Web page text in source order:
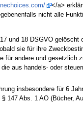
</a>
nicht alle
und 18 DSGVO
sie für ihre
andere und
aus handels- oder
insbesondere für 6
147 Abs. 1 AO (Bücher,